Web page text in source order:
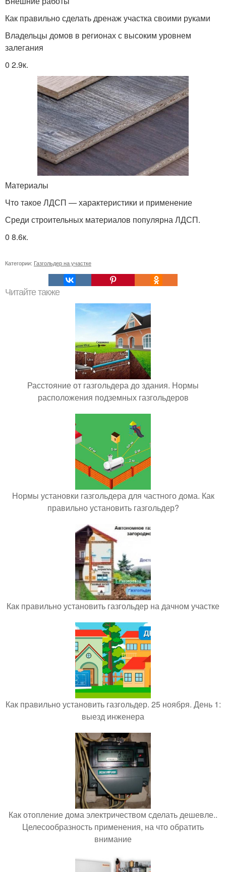
Как правильно сделать дренаж участка своими руками
Владельцы домов в регионах с высоким уровнем
залегания
0 2.9к.
Материалы
Что такое ЛДСП — характеристики и применение
Среди строительных материалов популярна ЛДСП.
0 8.6к.
Категории: Газгольдер на участке
Читайте также
Расстояние от газгольдера до здания. Нормы
расположения подземных газгольдеров
Нормы установки газгольдера для частного дома. Как
правильно установить газгольдер?
Как правильно установить газгольдер на дачном участке
Как правильно установить газгольдер. 25 ноября. День 1:
выезд инженера
Как отопление дома электричеством сделать дешевле..
Целесообразность применения, на что обратить
внимание